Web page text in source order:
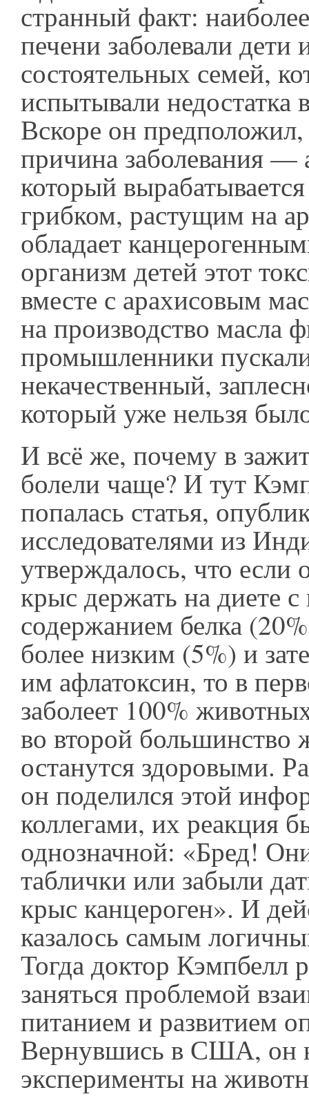
странный факт:
печени заболевали дети
состоятельных семей,
испытывали недостатка
Вскоре он предположил,
причина заболевания —
который
грибком, растущим на
обладает
организм детей этот
вместе с арахисовым
на производство масла
промышленники
некачественный,
который уже нельзя
И всё же, почему в
болели чаще? И тут
попалась статья,
исследователями из
утверждалось, что если
крыс держать на диете
содержанием белка
более низким (5%) и
им афлатоксин, то в
заболеет 100%
во второй большинство
останутся здоровыми.
он поделился этой
коллегами, их реакция
однозначной: «Бред!
таблички или забыли
крыс канцероген». И
казалось самым
Тогда доктор Кэмпбелл
заняться проблемой
питанием и развитием
Вернувшись в США, он
эксперименты на